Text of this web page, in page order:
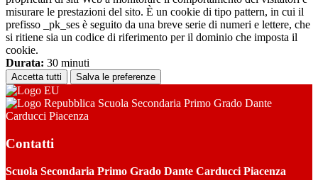
misurare le prestazioni del sito. È un cookie di tipo pattern, in cui il
prefisso _pk_ses è seguito da una breve serie di numeri e lettere, che
si ritiene sia un codice di riferimento per il dominio che imposta il
cookie.
Durata: 30 minuti
Accetta tutti Salva le preferenze
Scuola Secondaria Primo Grado Dante
Carducci Piacenza
Contatti
Scuola Secondaria Primo Grado Dante Carducci Piacenza